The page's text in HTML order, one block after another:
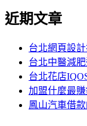
近期文章
台北網頁設
台北中醫減
台北花店
加盟什麼最
鳳山汽車借